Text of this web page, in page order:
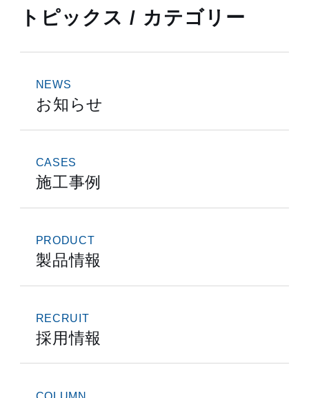
トピックス / カテゴリー
NEWS
お知らせ
CASES
施工事例
PRODUCT
製品情報
RECRUIT
採用情報